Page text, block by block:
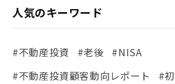
人気のキーワード
#不動産投資 #老後 #NISA
#不動産投資顧客動向レポート
#